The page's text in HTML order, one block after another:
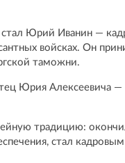
Юрий Иванин —
войсках. Он
таможни.
Юрия Алексеевича —
традицию:
стал